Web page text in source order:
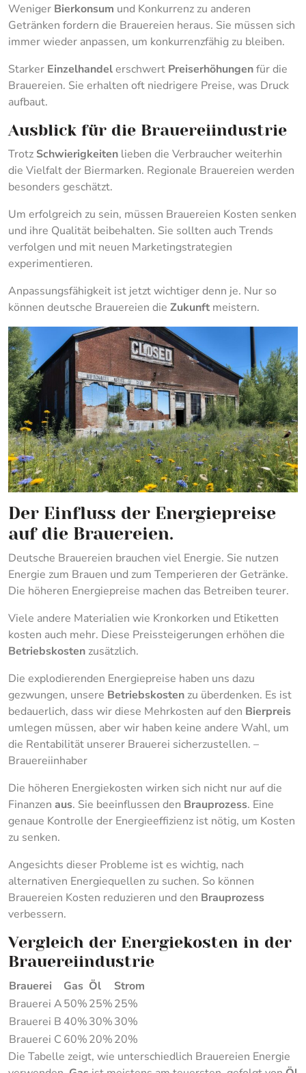
Weniger Bierkonsum und Konkurrenz zu anderen
Getränken fordern die Brauereien heraus. Sie müssen sich
immer wieder anpassen, um konkurrenzfähig zu bleiben.
Starker Einzelhandelerschwert Preiserhöhungenfür die
Brauereien. Sie erhalten oft niedrigere Preise, was Druck
aufbaut.
Ausblick für die Brauereiindustrie
Trotz Schwierigkeiten lieben die Verbraucher weiterhin
die Vielfalt der Biermarken. Regionale Brauereien werden
besonders geschätzt.
Um erfolgreich zu sein, müssen Brauereien Kosten senken
und ihre Qualität beibehalten. Sie sollten auch Trends
verfolgen und mit neuen Marketingstrategien
experimentieren.
Anpassungsfähigkeit ist jetzt wichtiger denn je. Nur so
können deutsche Brauereien die Zukunft meistern.
Der Einfluss der Energiepreise
auf die Brauereien.
Deutsche Brauereien brauchen viel Energie. Sie nutzen
Energie zum Brauen und zum Temperieren der Getränke.
Die höheren Energiepreise machen das Betreiben teurer.
Viele andere Materialien wie Kronkorken und Etiketten
kosten auch mehr. Diese Preissteigerungen erhöhen die
Betriebskosten zusätzlich.
Die explodierenden Energiepreise haben uns dazu
gezwungen, unsere Betriebskosten zu überdenken. Es ist
bedauerlich, dass wir diese Mehrkosten auf den Bierpreis
umlegen müssen, aber wir haben keine andere Wahl, um
die Rentabilität unserer Brauerei sicherzustellen. –
Brauereiinhaber
Die höheren Energiekosten wirken sich nicht nur auf die
Finanzen aus. Sie beeinflussen den Brauprozess. Eine
genaue Kontrolle der Energieeffizienz ist nötig, um Kosten
zu senken.
Angesichts dieser Probleme ist es wichtig, nach
alternativen Energiequellen zu suchen. So können
Brauereien Kosten reduzieren und den Brauprozess
verbessern.
Vergleich der Energiekosten in der
Brauereiindustrie
Brauerei Gas Öl
Strom
Brauerei A50%25%25%
Brauerei B 40%30%30%
Brauerei C 60%20%20%
Die Tabelle zeigt, wie unterschiedlich Brauereien Energie